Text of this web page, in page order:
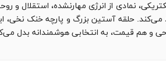
نمادی از انرژی مهارنشده،
می‌کند. حلقه آستین بزرگ و پارچه خنک
و هم قیمت، به انتخابی هوشمندانه بدل